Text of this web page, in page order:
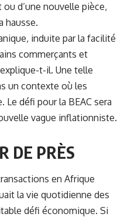
d’une nouvelle pièce,
hausse.
induite par la facilité
commerçants et
t-il. Une telle
un contexte où les
défi pour la BEAC sera
vague inflationniste.
DE PRÈS
en Afrique
la vie quotidienne des
défi économique. Si